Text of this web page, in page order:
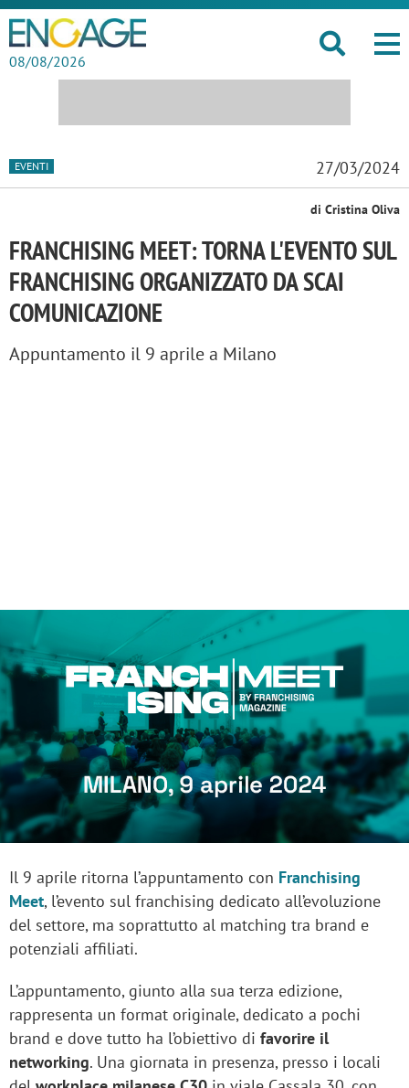
08/08/2026
EVENTI 27/03/2024
di Cristina Oliva
FRANCHISING MEET: TORNA L'EVENTO SUL
FRANCHISING ORGANIZZATO DA SCAI
COMUNICAZIONE
Appuntamento il 9 aprile a Milano
Il 9 aprile ritorna l’appuntamento con Franchising
Meet, l’evento sul franchising dedicato all’evoluzione
del settore, ma soprattutto al matching tra brand e
potenziali affiliati.
L’appuntamento, giunto alla sua terza edizione,
rappresenta un format originale, dedicato a pochi
brand e dove tutto ha l’obiettivo di favorire il
networking. Una giornata in presenza, presso i locali